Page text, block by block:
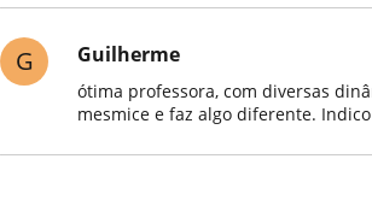
G Guilherme
ótima professora, com diversas
mesmice e faz algo diferente.